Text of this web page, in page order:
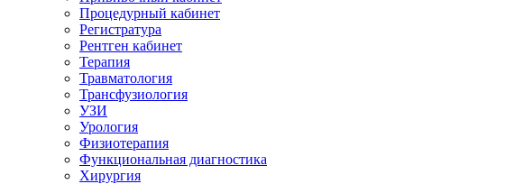
Процедурный кабинет
Регистратура
Рентген кабинет
Терапия
Травматология
Трансфузиология
УЗИ
Урология
Физиотерапия
Функциональная диагностика
Хирургия